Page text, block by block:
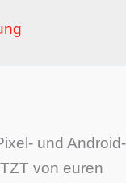
und Android-
von euren